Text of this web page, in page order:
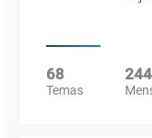
68
Temas
244